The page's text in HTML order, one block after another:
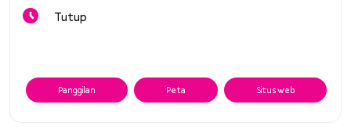
Tutup
Panggilan Peta Situs web